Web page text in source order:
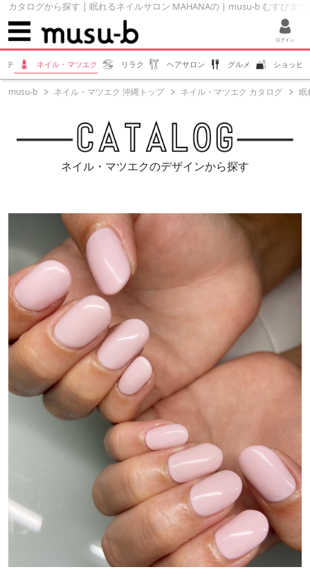
カタログから探す | 眠れるネイルサロン MAHANAの | musu-b むすびタウ
ログイン
テ ネイル・マツエク リラク ヘアサロン グルメ ショッピ
musu-b ネイル・マツエク 沖縄トップ ネイル・マツエク カタログ 眠
ネイル・マツエクのデザインから探す